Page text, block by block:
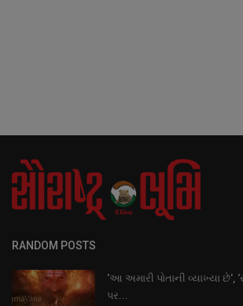
RANDOM POSTS
'આ અમારી પોતાની વ્યાખ્યા છે',
પર...